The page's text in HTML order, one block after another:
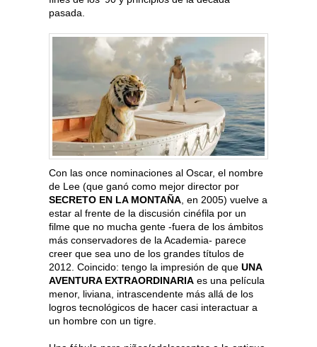
pasada.
Con las once nominaciones al Oscar, el nombre
de Lee (que ganó como mejor director por
SECRETO EN LA MONTAÑA , en 2005) vuelve a
estar al frente de la discusión cinéfila por un
filme que no mucha gente -fuera de los ámbitos
más conservadores de la Academia- parece
creer que sea uno de los grandes títulos de
2012. Coincido: tengo la impresión de que UNA
AVENTURA EXTRAORDINARIA es una película
menor, liviana, intrascendente más allá de los
logros tecnológicos de hacer casi interactuar a
un hombre con un tigre.